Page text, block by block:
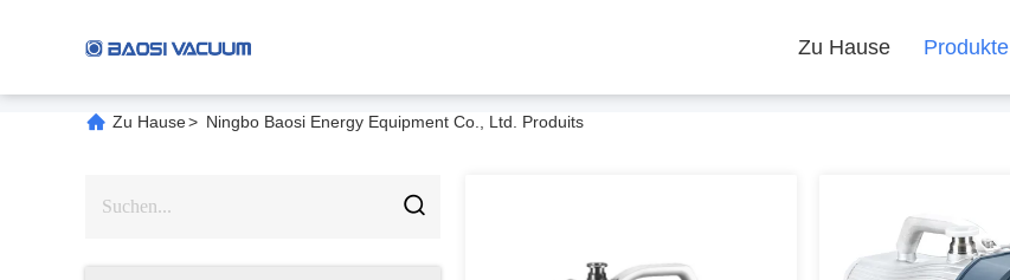
Zu Hause Produkte
Zu Hause> Ningbo Baosi Energy Equipment Co., Ltd. Produits